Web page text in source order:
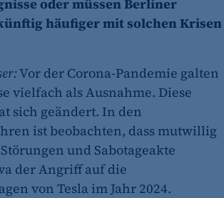
oder müssen Berliner
häufiger mit solchen Krisen
Vor der Corona-Pandemie galten
vielfach als Ausnahme. Diese
sich geändert. In den
ist beobachten, dass mutwillig
und Sabotageakte
der Angriff auf die
von Tesla im Jahr 2024.